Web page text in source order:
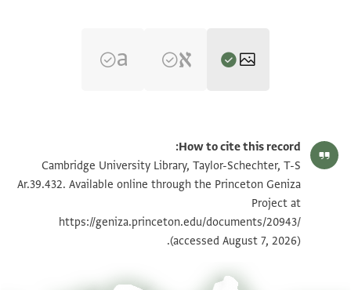
T-S Ar.39.432 1v تكبير و تدوير
بيان أذونات الصورة
How to cite this record:
Cambridge University Library, Taylor-Schechter, T-S
Ar.39.432. Available online through the Princeton Geniza
Project at
https://geniza.princeton.edu/documents/20943/
(accessed August 7, 2026).